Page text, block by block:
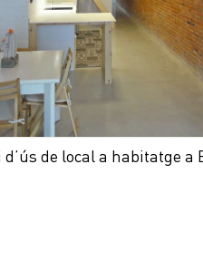
d’ús de local a habitatge a